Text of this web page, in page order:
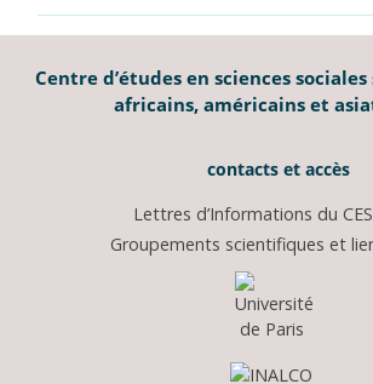
Centre d’études en sciences
africains, américains et
contacts et accès
Lettres d’Informations du
Groupements scientifiques et